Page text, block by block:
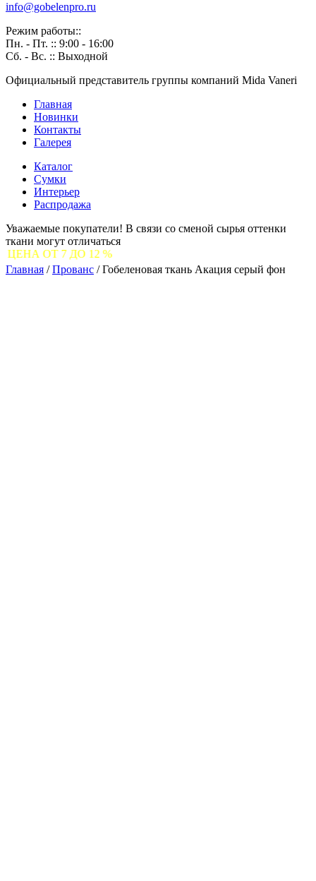
info@gobelenpro.ru
Режим работы::
Пн. - Пт. :: 9:00 - 16:00
Сб. - Вс. :: Выходной
Официальный представитель группы компаний Mida Vaneri
Главная
Новинки
Контакты
Галерея
Каталог
Сумки
Интерьер
Распродажа
Уважаемые покупатели! В связи со сменой сырья оттенки
ткани могут отличаться
12 %
Главная /Прованс /Гобеленовая ткань Акация серый фон